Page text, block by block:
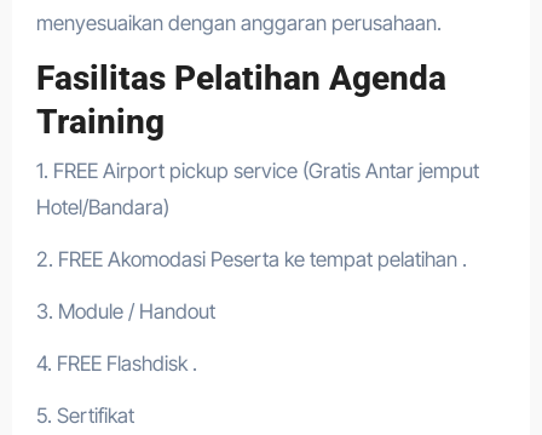
menyesuaikan dengan anggaran perusahaan.
Fasilitas Pelatihan Agenda
Training
1. FREE Airport pickup service (Gratis Antar jemput
Hotel/Bandara)
2. FREE Akomodasi Peserta ke tempat pelatihan .
3. Module / Handout
4. FREE Flashdisk .
5. Sertifikat